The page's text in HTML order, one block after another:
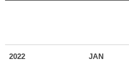
2022 JAN